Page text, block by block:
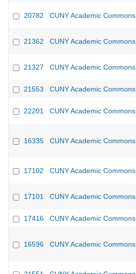
20782 CUNY Academic Commons
21362 CUNY Academic Commons
21327 CUNY Academic Commons
21553 CUNY Academic Commons
22201 CUNY Academic Commons
16335 CUNY Academic Commons
17102 CUNY Academic Commons
17101 CUNY Academic Commons
17416 CUNY Academic Commons
16596 CUNY Academic Commons